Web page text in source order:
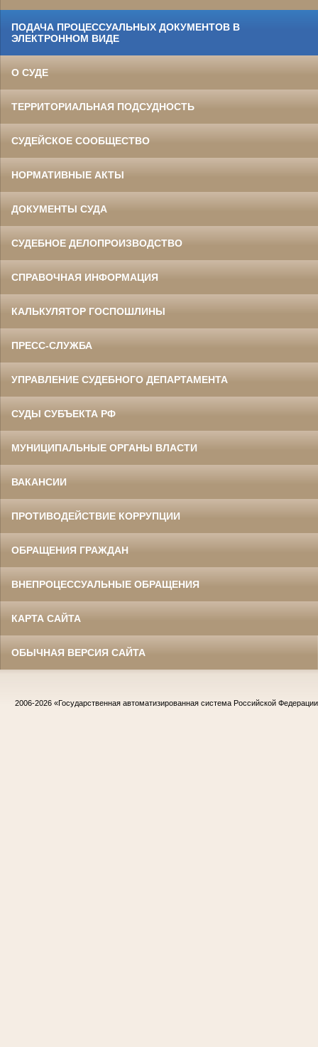
ПОДАЧА ПРОЦЕССУАЛЬНЫХ ДОКУМЕНТОВ В
ЭЛЕКТРОННОМ ВИДЕ
О СУДЕ
ТЕРРИТОРИАЛЬНАЯ ПОДСУДНОСТЬ
СУДЕЙСКОЕ СООБЩЕСТВО
НОРМАТИВНЫЕ АКТЫ
ДОКУМЕНТЫ СУДА
СУДЕБНОЕ ДЕЛОПРОИЗВОДСТВО
СПРАВОЧНАЯ ИНФОРМАЦИЯ
КАЛЬКУЛЯТОР ГОСПОШЛИНЫ
ПРЕСС-СЛУЖБА
УПРАВЛЕНИЕ СУДЕБНОГО ДЕПАРТАМЕНТА
СУДЫ СУБЪЕКТА РФ
МУНИЦИПАЛЬНЫЕ ОРГАНЫ ВЛАСТИ
ВАКАНСИИ
ПРОТИВОДЕЙСТВИЕ КОРРУПЦИИ
ОБРАЩЕНИЯ ГРАЖДАН
ВНЕПРОЦЕССУАЛЬНЫЕ ОБРАЩЕНИЯ
КАРТА САЙТА
ОБЫЧНАЯ ВЕРСИЯ САЙТА
2006-2026 «Государственная автоматизированная система Российской